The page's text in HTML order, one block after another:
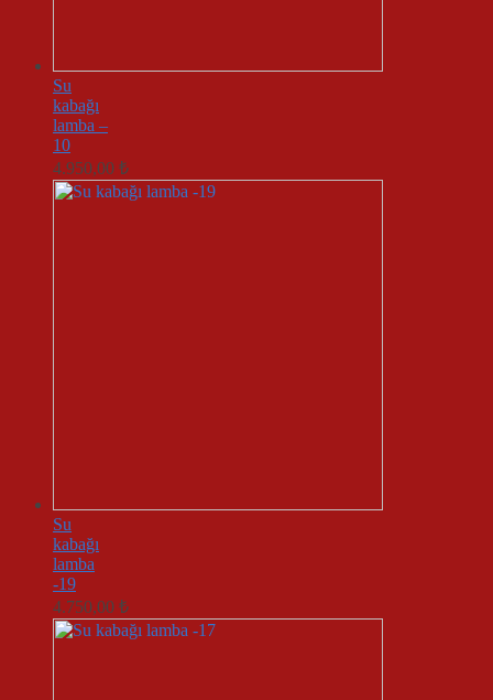
Su
kabağı
lamba –
10
4.950,00 ₺
Su
kabağı
lamba
-19
4.750,00 ₺